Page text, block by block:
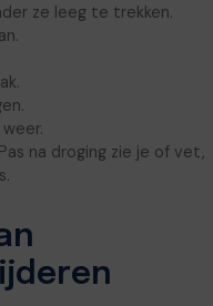
ze leeg te trekken.
na droging zie je of vet,